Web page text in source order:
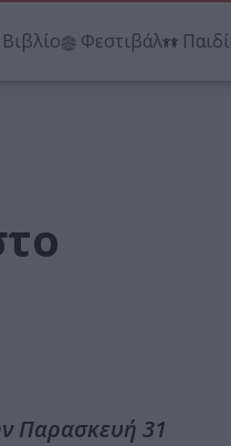
Βιβλίο Φεστιβάλ Παιδί
Παρασκευή 31